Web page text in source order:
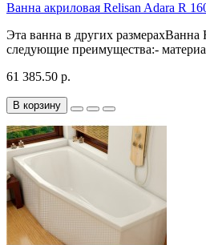
Ванна акриловая Relisan Adara R
Эта ванна в других размерахВанна
следующие преимущества:-
61 385.50 р.
В корзину